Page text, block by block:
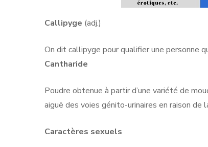
Callipyge (adj.)
On dit callipyge pour qualifier une personne
Cantharide
Poudre obtenue à partir d’une variété de
aiguë des voies génito-urinaires en raison de
Caractères sexuels